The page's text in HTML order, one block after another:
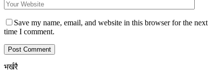
Save my name, email, and website in this browser for the next
time I comment.
भर्खरै